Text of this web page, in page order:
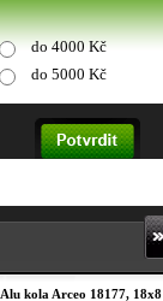
do 4000 Kč
do 5000 Kč
Alu kola Arceo 18177, 18x8